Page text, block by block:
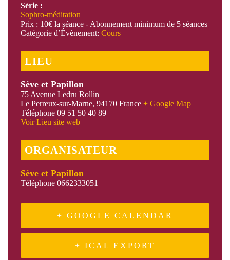
Série :
Sophro-méditation
Prix : 10€ la séance - Abonnement minimum de 5 séances
Catégorie d’Évènement: Cours
LIEU
Sève et Papillon
75 Avenue Ledru Rollin
Le Perreux-sur-Marne, 94170 France + Google Map
Téléphone 09 51 50 40 89
Voir Lieu site web
ORGANISATEUR
Sève et Papillon
Téléphone 0662333051
+ GOOGLE CALENDAR
+ ICAL EXPORT